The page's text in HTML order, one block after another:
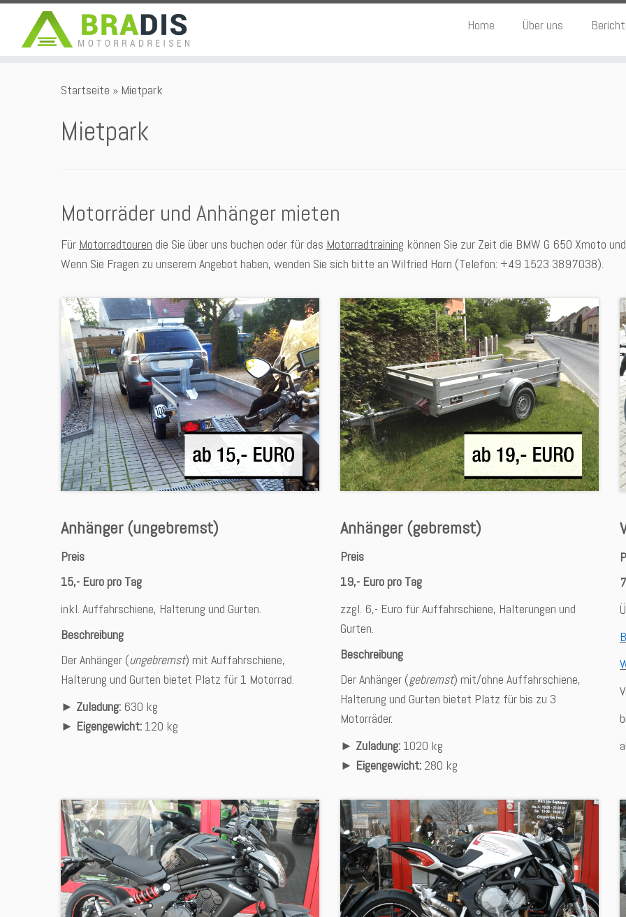
Home Über uns
Startseite » Mietpark
Mietpark
Motorräder und Anhänger mieten
Für Motorradtouren die Sie über uns buchen oder für das Motorradtraining können Sie zur Zeit die BMW G 650 Xmoto
Wenn Sie Fragen zu unserem Angebot haben, wenden Sie sich bitte an Wilfried Horn (Telefon: +49 1523 3897038).
Anhänger (ungebremst)
Preis
15,- Euro pro Tag
inkl. Auffahrschiene, Halterung und Gurten.
Beschreibung
Der Anhänger (ungebremst) mit Auffahrschiene,
Halterung und Gurten bietet Platz für 1 Motorrad.
► Zuladung: 630 kg
► Eigengewicht: 120 kg
Anhänger (gebremst)
Preis
19,- Euro pro Tag
zzgl. 6,- Euro für Auffahrschiene, Halterungen und
Gurten.
Beschreibung
Der Anhänger (gebremst) mit/ohne Auffahrschiene,
Halterung und Gurten bietet Platz für bis zu 3
Motorräder.
► Zuladung: 1020 kg
► Eigengewicht: 280 kg